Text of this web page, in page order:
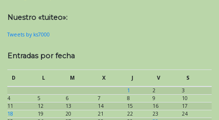
Nuestro «tuiteo»:
Tweets by ks7000
Entradas por fecha
D L M X J V
S
1
2
3
4
5 6 7 8 9
10
11
12 13 14 15 16
17
18
19 20 21 22 23
24